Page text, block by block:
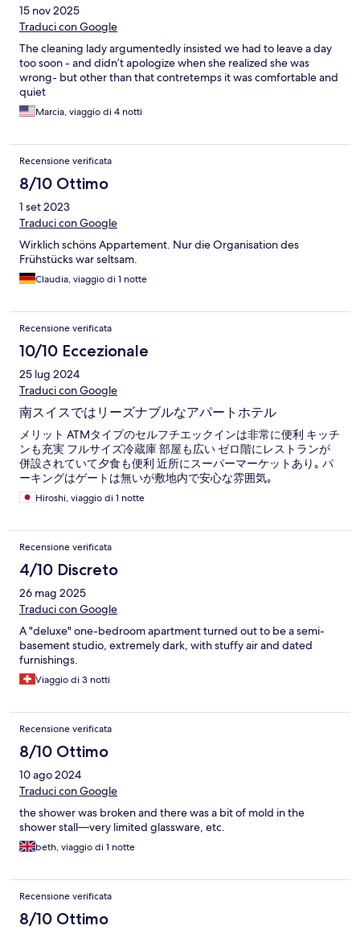
15 nov 2025
Traduci con Google
The cleaning lady argumentedly insisted we had to leave a day
too soon - and didn’t apologize when she realized she was
wrong- but other than that contretemps it was comfortable and
quiet
Marcia, viaggio di 4 notti
Recensione verificata
8/10 Ottimo
1 set 2023
Traduci con Google
Wirklich schöns Appartement. Nur die Organisation des
Frühstücks war seltsam.
Claudia, viaggio di 1 notte
Recensione verificata
10/10 Eccezionale
25 lug 2024
Traduci con Google
南スイスではリーズナブルなアパートホテル
メリット ATMタイプのセルフチエックインは非常に便利 キッチ
ンも充実 フルサイズ冷蔵庫 部屋も広い ゼロ階にレストランが
併設されていて夕食も便利 近所にスーパーマーケットあり｡ パ
ーキングはゲートは無いが敷地内で安心な雰囲気｡
Hiroshi, viaggio di 1 notte
Recensione verificata
4/10 Discreto
26 mag 2025
Traduci con Google
A "deluxe" one-bedroom apartment turned out to be a semi-
basement studio, extremely dark, with stuffy air and dated
furnishings.
Viaggio di 3 notti
Recensione verificata
8/10 Ottimo
10 ago 2024
Traduci con Google
the shower was broken and there was a bit of mold in the
shower stall—very limited glassware, etc.
beth, viaggio di 1 notte
Recensione verificata
8/10 Ottimo